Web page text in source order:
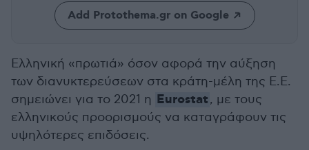
Add Protothema.gr on Google
Ελληνική «πρωτιά» όσον αφορά την αύξηση
των διανυκτερεύσεων στα κράτη-μέλη της Ε.Ε.
σημειώνει για το 2021 η Eurostat, με τους
ελληνικούς προορισμούς να καταγράφουν τις
υψηλότερες επιδόσεις.